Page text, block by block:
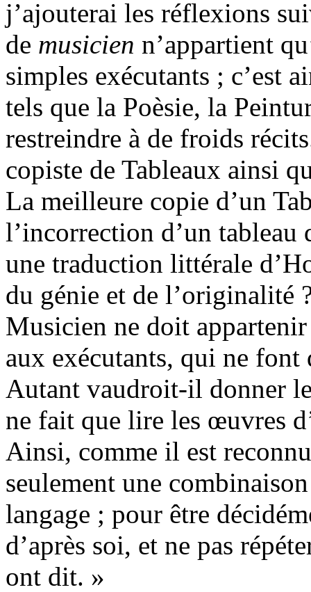
j’ajouterai les réflexions
de musicien n’appartient
simples exécutants ; c’est
tels que la Poèsie, la
restreindre à de froids
copiste de Tableaux ainsi
La meilleure copie d’un
l’incorrection d’un tableau
une traduction littérale
du génie et de l’originalité
Musicien ne doit
aux exécutants, qui ne font
Autant vaudroit-il donner
ne fait que lire les œuvres
Ainsi, comme il est
seulement une
langage ; pour être
d’après soi, et ne pas
ont dit. »